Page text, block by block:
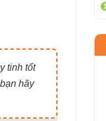
tinh tốt
hãy